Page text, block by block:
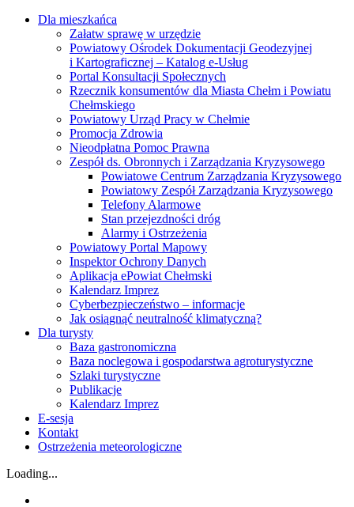
Dla mieszkańca
Załatw sprawę w urzędzie
Powiatowy Ośrodek Dokumentacji Geodezyjnej
i Kartograficznej – Katalog e-Usług
Portal Konsultacji Społecznych
Rzecznik konsumentów dla Miasta Chełm i Powiatu
Chełmskiego
Powiatowy Urząd Pracy w Chełmie
Promocja Zdrowia
Nieodpłatna Pomoc Prawna
Zespół ds. Obronnych i Zarządzania Kryzysowego
Powiatowe Centrum Zarządzania Kryzysowego
Powiatowy Zespół Zarządzania Kryzysowego
Telefony Alarmowe
Stan przejezdności dróg
Alarmy i Ostrzeżenia
Powiatowy Portal Mapowy
Inspektor Ochrony Danych
Aplikacja ePowiat Chełmski
Kalendarz Imprez
Cyberbezpieczeństwo – informacje
Jak osiągnąć neutralność klimatyczną?
Dla turysty
Baza gastronomiczna
Baza noclegowa i gospodarstwa agroturystyczne
Szlaki turystyczne
Publikacje
Kalendarz Imprez
E-sesja
Kontakt
Ostrzeżenia meteorologiczne
Loading...